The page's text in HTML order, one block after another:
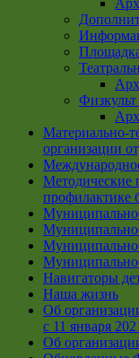
Материально-
организации
Методические
профилактике
Навигаторы
Наша жизнь
Об
с 11 января
Об